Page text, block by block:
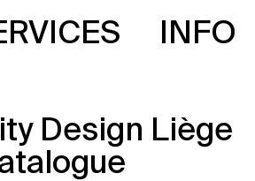
INFO
Design Liège